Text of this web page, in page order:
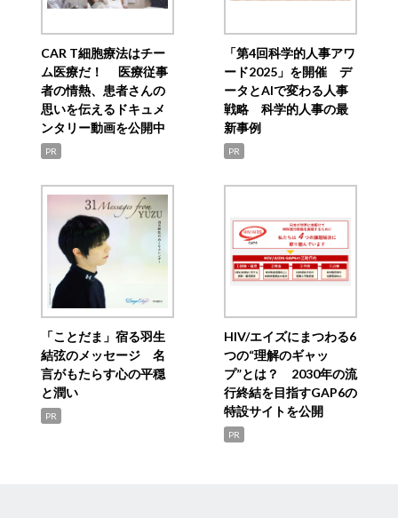
CAR T細胞療法はチー
ム医療だ！ 医療従事
者の情熱、患者さんの
思いを伝えるドキュメ
ンタリー動画を公開中
PR
「第4回科学的人事アワ
ード2025」を開催 デ
ータとAIで変わる人事
戦略 科学的人事の最
新事例
PR
「ことだま」宿る羽生
結弦のメッセージ 名
言がもたらす心の平穏
と潤い
PR
HIV/エイズにまつわる6
つの“理解のギャッ
プ”とは？ 2030年の流
行終結を目指すGAP6の
特設サイトを公開
PR